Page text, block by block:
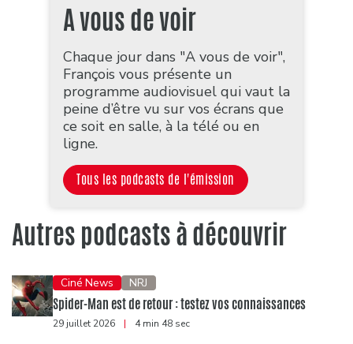
A vous de voir
Chaque jour dans "A vous de voir",
François vous présente un
programme audiovisuel qui vaut la
peine d’être vu sur vos écrans que
ce soit en salle, à la télé ou en
ligne.
Tous les podcasts de l'émission
Autres podcasts à découvrir
Ciné News NRJ
Spider-Man est de retour : testez vos connaissances
29 juillet 2026 | 4 min 48 sec